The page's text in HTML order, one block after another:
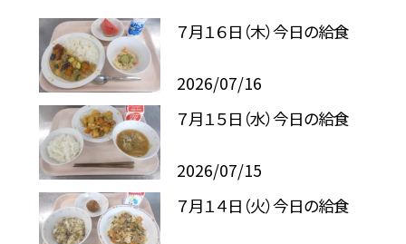
７月１６日（木）今日の給食
2026/07/16
７月１５日（水）今日の給食
2026/07/15
７月１４日（火）今日の給食